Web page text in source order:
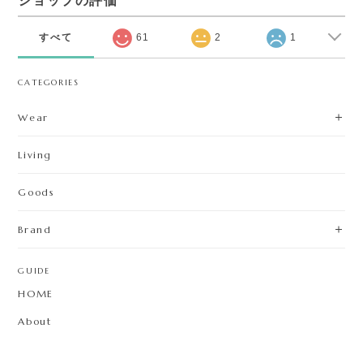
すべて 61 2 1
CATEGORIES
Wear
Living
Goods
Brand
GUIDE
HOME
About